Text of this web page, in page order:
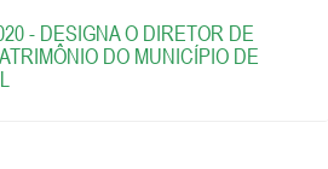
- DESIGNA O DIRETOR DE
DO MUNICÍPIO DE